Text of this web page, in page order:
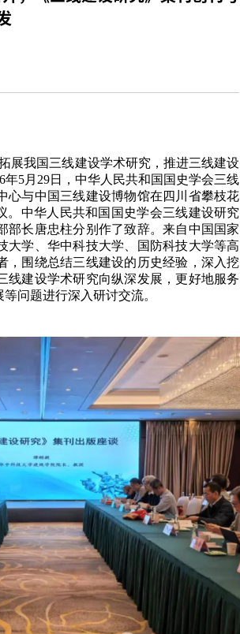
展我国三线建设学术研究，推进三线建设
5月29日，中华人民共和国国史学会三线
心与中国三线建设博物馆在四川省攀枝花
。中华人民共和国国史学会三线建设研究
部长唐忠柱分别作了致辞。来自中国国家
大学、华中科技大学、国防科技大学等高
，围绕总结三线建设的历史经验，深入挖
线建设学术研究向纵深发展，更好地服务
问题进行深入研讨交流。